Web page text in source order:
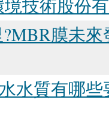
技術股份
膜未
水質有哪